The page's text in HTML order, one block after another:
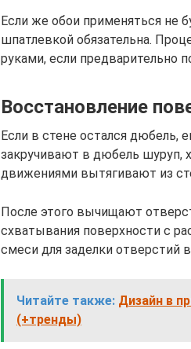
Если же обои применяться не
шпатлевкой обязательна.
руками, если предварительно
Восстановление
Если в стене остался дюбель,
закручивают в дюбель
движениями вытягивают из
После этого вычищают
схватывания поверхности с
смеси для заделки отверстий
Читайте также: Дизайн в
(+тренды)